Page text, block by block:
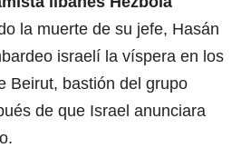
la muerte de su jefe, Hasán
israelí la víspera en los
Beirut, bastión del grupo
de que Israel anunciara